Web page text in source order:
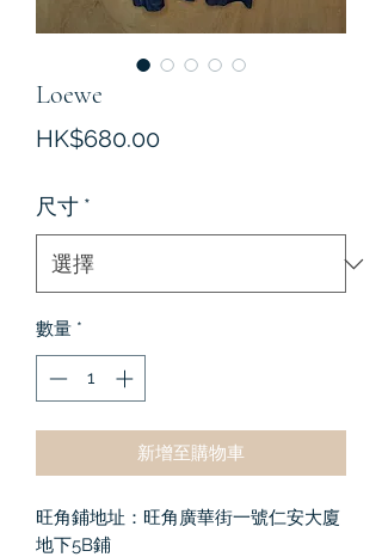
Loewe
HK$680.00價
尺寸 *
數量 *
新增至購物車
旺角鋪地址：旺角廣華街一號仁安大廈
地下5B鋪